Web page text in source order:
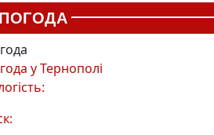
ПОГОДА
уТернополі